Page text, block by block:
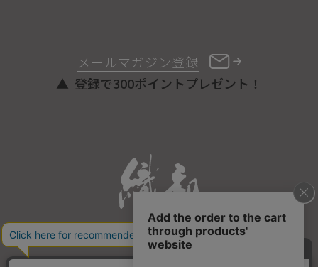
ONLINE STORE
メールマガジン登録
登録で300ポイントプレゼント！